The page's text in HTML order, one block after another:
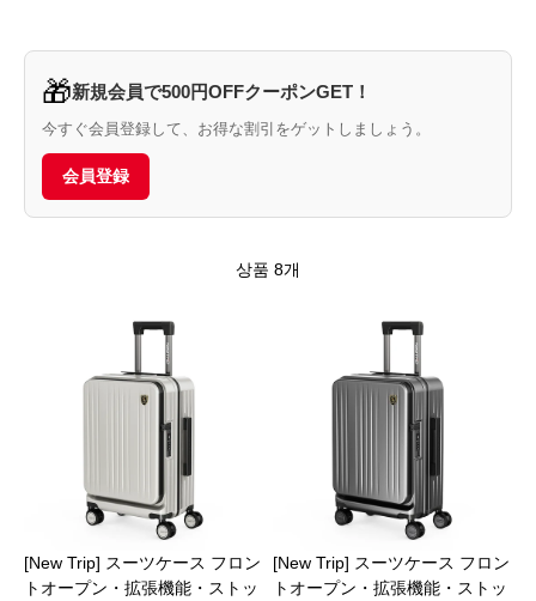
🎁新規会員で500円OFFクーポンGET！
今すぐ会員登録して、お得な割引をゲットしましょう。
会員登録
상품 8개
[New Trip] スーツケース フロン
トオープン・拡張機能・ストッ
[New Trip] スーツケース フロン
トオープン・拡張機能・ストッ